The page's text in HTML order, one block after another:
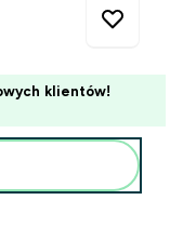
klientów!